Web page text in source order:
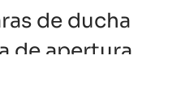
de ducha
de apertura